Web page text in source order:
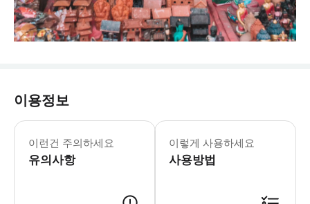
이용정보
이런건 주의하세요
유의사항
이렇게 사용하세요
사용방법